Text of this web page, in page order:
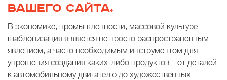
ВАШЕГО САЙТА.
В экономике, промышленности, массовой культуре
шаблонизация является не просто распространенным
явлением, а часто необходимым инструментом для
упрощения создания каких-либо продуктов – от деталей
к автомобильному двигателю до художественных